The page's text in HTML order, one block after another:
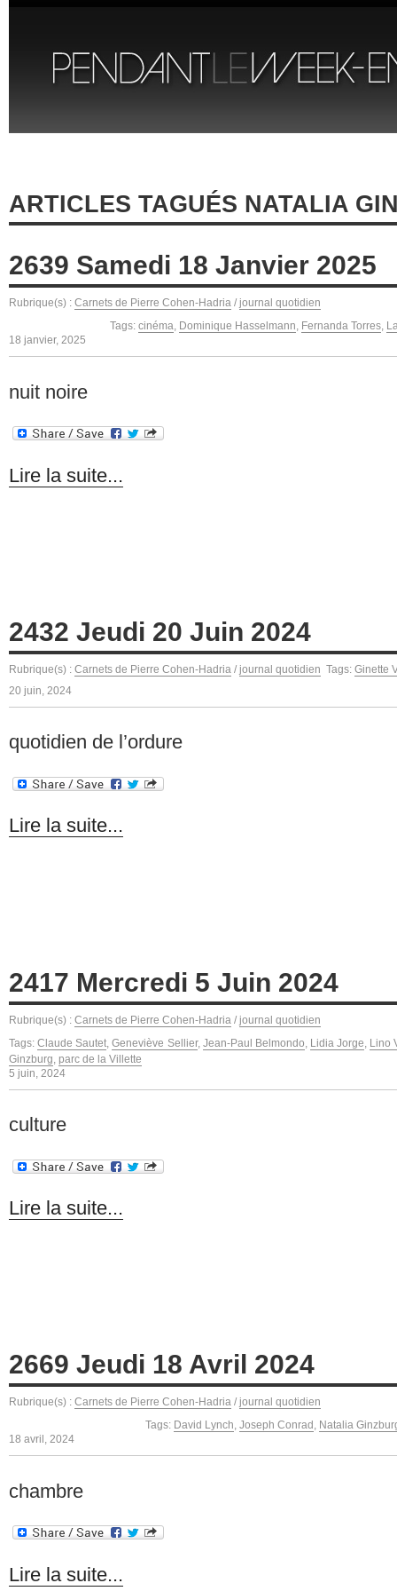
ARTICLES TAGUÉS NATALIA
2639 Samedi 18 Janvier 2025
Rubrique(s) : Carnets de Pierre Cohen-Hadria / journal quotidien
Tags: cinéma, Dominique Hasselmann, Fernanda Torres,
18 janvier, 2025
nuit noire
Lire la suite...
2432 Jeudi 20 Juin 2024
Rubrique(s) : Carnets de Pierre Cohen-Hadria / journal quotidien Tags: Ginette
20 juin, 2024
quotidien de l’ordure
Lire la suite...
2417 Mercredi 5 Juin 2024
Rubrique(s) : Carnets de Pierre Cohen-Hadria / journal quotidien
Tags:Claude Sautet ,Geneviève Sellier, Jean-Paul Belmondo Lidia Jorge Lino
Ginzburg parc de la Villette
5 juin, 2024
culture
Lire la suite...
2669 Jeudi 18 Avril 2024
Rubrique(s) : Carnets de Pierre Cohen-Hadria / journal quotidien
Tags: David Lynch, Joseph Conrad , Natalia
18 avril, 2024
chambre
Lire la suite...